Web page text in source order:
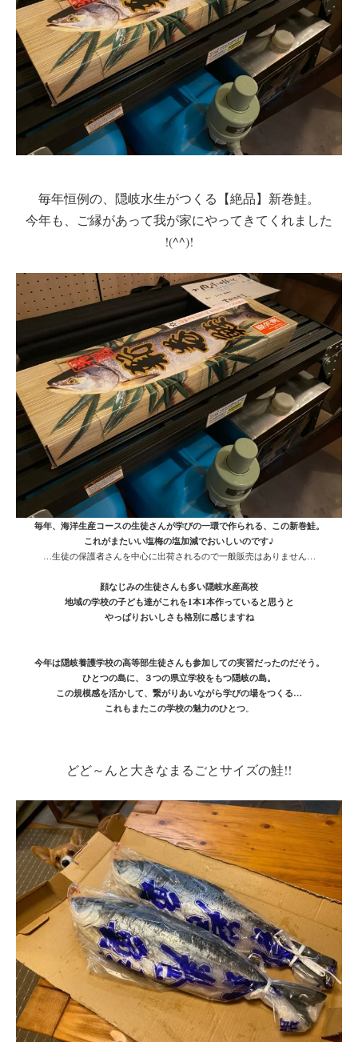
毎年恒例の、隠岐水生がつくる【絶品】新巻鮭。
今年も、ご縁があって我が家にやってきてくれました
!(^^)!
毎年、海洋生産コースの生徒さんが学びの一環で作られる、この新巻鮭。
これがまたいい塩梅の塩加減でおいしいのです♪
…生徒の保護者さんを中心に出荷されるので一般販売はありません…
顔なじみの生徒さんも多い隠岐水産高校
地域の学校の子ども達がこれを1本1本作っていると思うと
やっぱりおいしさも格別に感じますね
今年は隠岐養護学校の高等部生徒さんも参加しての実習だったのだそう。
ひとつの島に、３つの県立学校をもつ隠岐の島。
この規模感を活かして、繋がりあいながら学びの場をつくる…
これもまたこの学校の魅力のひとつ。
どど～んと大きなまるごとサイズの鮭!!